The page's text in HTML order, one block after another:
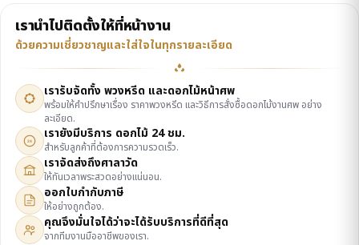
เรานำไปติดตั้งให้ที่หน้างาน
ด้วยความเชี่ยวชาญและใส่ใจในทุกรายละเอียด
เรารับจัดทั้ง พวงหรีด และดอกไม้หน้าศพ
พร้อมให้คำปรึกษาเรื่อง ราคาพวงหรีด และวิธีการสั่งซื้อดอกไม้งานศพ อย่าง
ละเอียด.
24 เรายังมีบริการ ดอกไม้ 24 ชม.
สำหรับลูกค้าที่ต้องการความรวดเร็ว.
เราจัดส่งถึงศาลาวัด
ให้ทันเวลาพระสวดอย่างแน่นอน.
ออกใบกำกับภาษี
ให้อย่างถูกต้อง.
คุณจึงมั่นใจได้ว่าจะได้รับบริการที่ดีที่สุด
จากทีมงานมืออาชีพของเรา.